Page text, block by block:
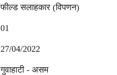
फील्ड सलाहकार (विपणन)
01
27/04/2022
गुवाहाटी - असम